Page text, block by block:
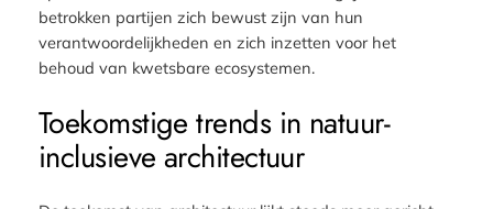
betrokken partijen zich bewust zijn van hun
verantwoordelijkheden en zich inzetten voor het
behoud van kwetsbare ecosystemen.
Toekomstige trends in natuur-
inclusieve architectuur